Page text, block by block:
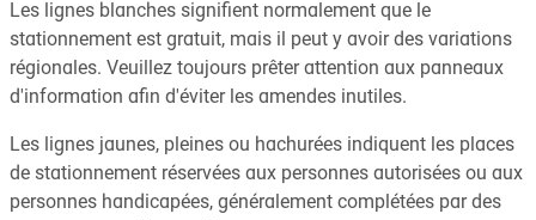
Les lignes blanches signifient normalement que le
stationnement est gratuit, mais il peut y avoir des variations
régionales. Veuillez toujours prêter attention aux panneaux
d'information afin d'éviter les amendes inutiles.
Les lignes jaunes, pleines ou hachurées indiquent les places
de stationnement réservées aux personnes autorisées ou aux
personnes handicapées, généralement complétées par des